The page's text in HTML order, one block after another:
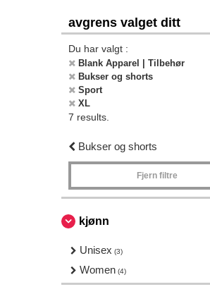
avgrens valget ditt
Du har valgt :
Blank Apparel | Tilbehør
Bukser og shorts
Sport
XL
7 results.
Bukser og shorts
Fjern filtre
kjønn
Unisex (3)
Women (4)